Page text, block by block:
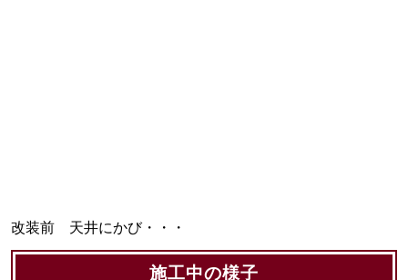
改装前 天井にかび・・・
施工中の様子